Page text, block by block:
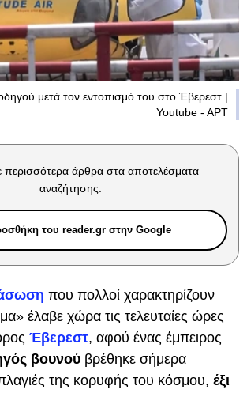
μετά τον εντοπισμό του στο Έβερεστ |
Youtube - APT
περισσότερα άρθρα στα αποτελέσματα
αναζήτησης.
του reader.gr στην Google
που πολλοί χαρακτηρίζουν
έλαβε χώρα τις τελευταίες ώρες
Έβερεστ, αφού ένας έμπειρος
βουνού βρέθηκε σήμερα
της κορυφής του κόσμου, έξι